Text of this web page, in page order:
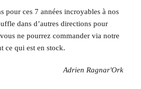
pour le
!
pour ces 7 années incroyables à nos
dans d’autres directions pour
ne pourrez commander via notre
ce qui est en stock.
Adrien Ragnar'Ork